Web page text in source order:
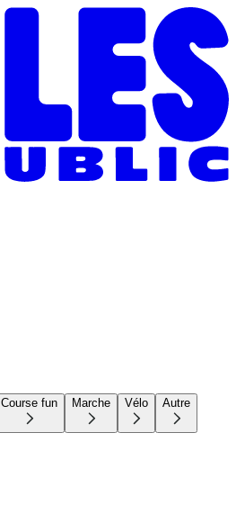
Course fun Marche Vélo Autre